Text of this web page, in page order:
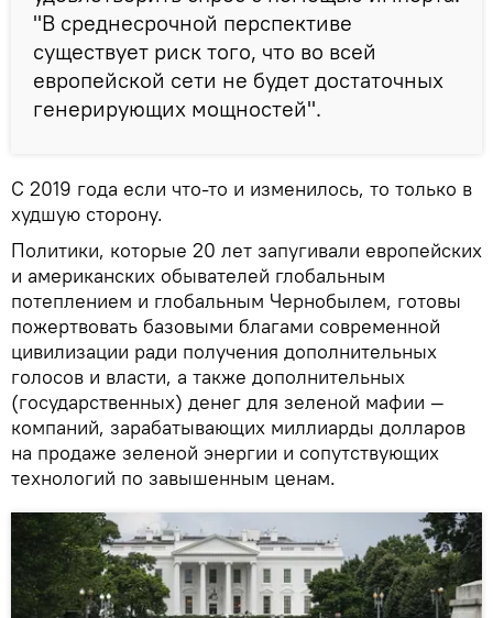
"В среднесрочной перспективе
существует риск того, что во всей
европейской сети не будет достаточных
генерирующих мощностей".
С 2019 года если что-то и изменилось, то только в
худшую сторону.
Политики, которые 20 лет запугивали европейских
и американских обывателей глобальным
потеплением и глобальным Чернобылем, готовы
пожертвовать базовыми благами современной
цивилизации ради получения дополнительных
голосов и власти, а также дополнительных
(государственных) денег для зеленой мафии —
компаний, зарабатывающих миллиарды долларов
на продаже зеленой энергии и сопутствующих
технологий по завышенным ценам.